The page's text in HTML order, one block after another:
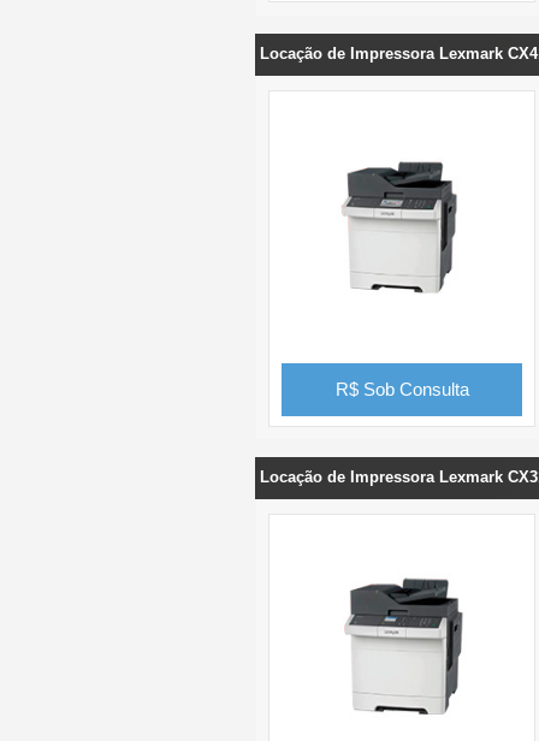
Locação de Impressora Lexmark
R$ Sob Consulta
Locação de Impressora Lexmark